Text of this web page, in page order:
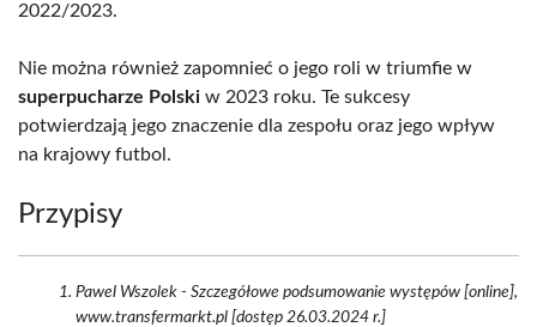
2022/2023.
Nie można również zapomnieć o jego roli w triumfie w
superpucharze Polski w 2023 roku. Te sukcesy
potwierdzają jego znaczenie dla zespołu oraz jego wpływ
na krajowy futbol.
Przypisy
Pawel Wszolek - Szczegółowe podsumowanie występów [online],
www.transfermarkt.pl [dostęp 26.03.2024 r.]